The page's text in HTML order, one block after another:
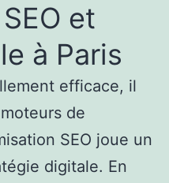
et
à Paris
efficace, il
de
SEO joue un
digitale. En